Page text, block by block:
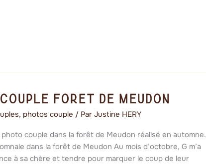
forêt de Meudon
, photos couple / Par Justine HERY
couple dans la forêt de Meudon réalisé en automne.
dans la forêt de Meudon Au mois d’octobre, G m’a
à sa chère et tendre pour marquer le coup de leur